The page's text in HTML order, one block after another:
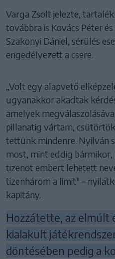
Varga Zsolt jelezte,
továbbra is Kovács Péter
Szakonyi Dániel, sérülés
engedélyezett a csere.
„Volt egy alapvető
ugyanakkor akadtak
amelyek
pillanatig vártam,
tettünk mindenre. Nyilván
most, mint eddig bármikor,
tizenöt embert lehetett
tizenhárom a limit" –
kapitány.
Hozzátette, az elmúlt
kialakult
döntésében pedig a